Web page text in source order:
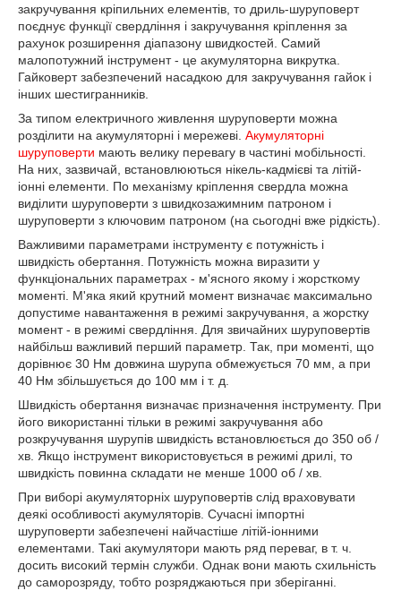
закручування кріпильних елементів, то дриль-шуруповерт
поєднує функції свердління і закручування кріплення за
рахунок розширення діапазону швидкостей. Самий
малопотужний інструмент - це акумуляторна викрутка.
Гайковерт забезпечений насадкою для закручування гайок і
інших шестигранників.
За типом електричного живлення шуруповерти можна
розділити на акумуляторні і мережеві. Акумуляторні
шуруповерти мають велику перевагу в частині мобільності.
На них, зазвичай, встановлюються нікель-кадмієві та літій-
іонні елементи. По механізму кріплення свердла можна
виділити шуруповерти з швидкозажимним патроном і
шуруповерти з ключовим патроном (на сьогодні вже рідкість).
Важливими параметрами інструменту є потужність і
швидкість обертання. Потужність можна виразити у
функціональних параметрах - м'ясного якому і жорсткому
моменті. М'яка який крутний момент визначає максимально
допустиме навантаження в режимі закручування, а жорстку
момент - в режимі свердління. Для звичайних шуруповертів
найбільш важливий перший параметр. Так, при моменті, що
дорівнює 30 Нм довжина шурупа обмежується 70 мм, а при
40 Нм збільшується до 100 мм і т. д.
Швидкість обертання визначає призначення інструменту. При
його використанні тільки в режимі закручування або
розкручування шурупів швидкість встановлюється до 350 об /
хв. Якщо інструмент використовується в режимі дрилі, то
швидкість повинна складати не менше 1000 об / хв.
При виборі акумуляторніх шуруповертів слід враховувати
деякі особливості акумуляторів. Сучасні імпортні
шуруповерти забезпечені найчастіше літій-іонними
елементами. Такі акумулятори мають ряд переваг, в т. ч.
досить високий термін служби. Однак вони мають схильність
до саморозряду, тобто розряджаються при зберіганні.